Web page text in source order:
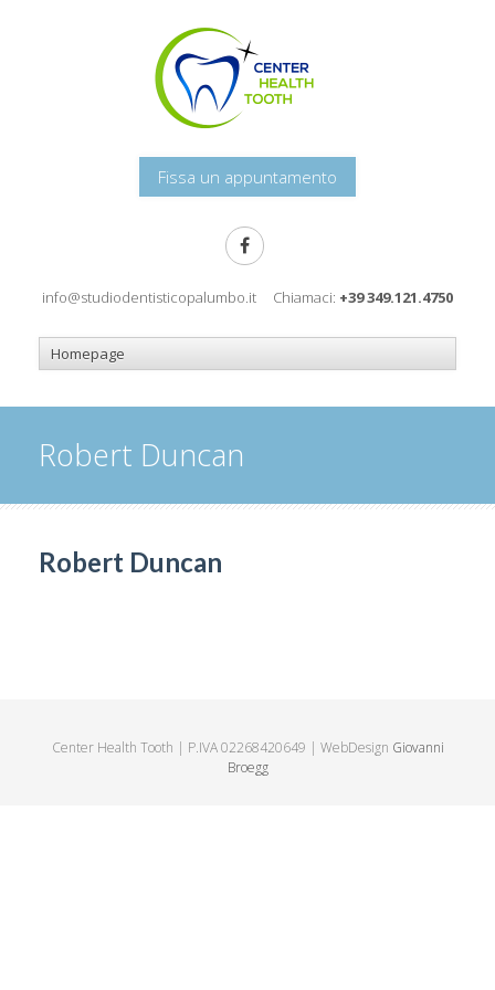
Fissa un appuntamento
info@studiodentisticopalumbo.it Chiamaci: +39 349.121.4750
Robert Duncan
Robert Duncan
Center Health Tooth | P.IVA 02268420649 | WebDesign Giovanni
Broegg